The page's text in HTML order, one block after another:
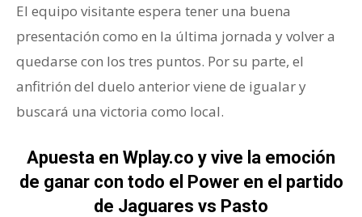
El equipo visitante espera tener una buena
presentación como en la última jornada y volver a
quedarse con los tres puntos. Por su parte, el
anfitrión del duelo anterior viene de igualar y
buscará una victoria como local.
Apuesta en Wplay.co y vive la emoción
de ganar con todo el Power en el partido
de Jaguares vs Pasto